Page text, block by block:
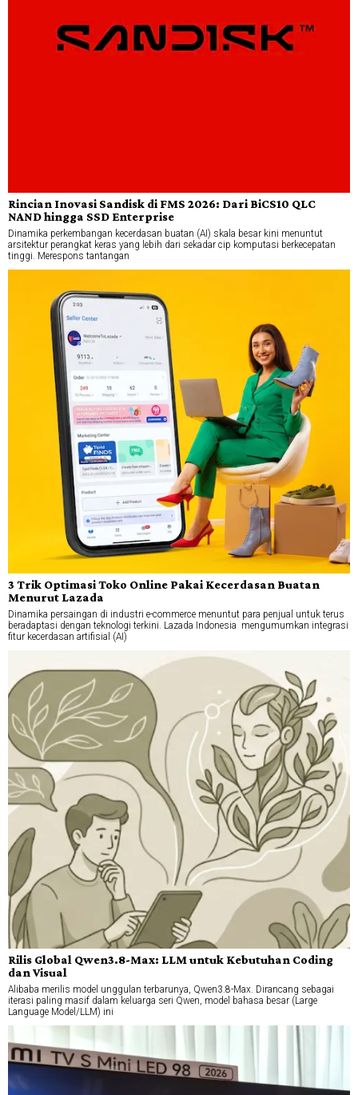
Rincian Inovasi Sandisk di FMS 2026: Dari BiCS10 QLC
NAND hingga SSD Enterprise
Dinamika perkembangan kecerdasan buatan (AI) skala besar kini menuntut
arsitektur perangkat keras yang lebih dari sekadar cip komputasi berkecepatan
tinggi. Merespons tantangan
3 Trik Optimasi Toko Online Pakai Kecerdasan Buatan
Menurut Lazada
Dinamika persaingan di industri e-commerce menuntut para penjual untuk terus
beradaptasi dengan teknologi terkini. Lazada Indonesia mengumumkan integrasi
fitur kecerdasan artifisial (AI)
Rilis Global Qwen3.8-Max: LLM untuk Kebutuhan Coding
dan Visual
Alibaba merilis model unggulan terbarunya, Qwen3.8-Max. Dirancang sebagai
iterasi paling masif dalam keluarga seri Qwen, model bahasa besar (Large
Language Model/LLM) ini